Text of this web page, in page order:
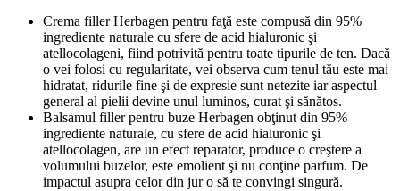
Crema filler Herbagen pentru faţă este compusă din 95%
ingrediente naturale cu sfere de acid hialuronic şi
atellocolageni, fiind potrivită pentru toate tipurile de ten. Dacă
o vei folosi cu regularitate, vei observa cum tenul tău este mai
hidratat, ridurile fine şi de expresie sunt netezite iar aspectul
general al pielii devine unul luminos, curat şi sănătos.
Balsamul filler pentru buze Herbagen obţinut din 95%
ingrediente naturale, cu sfere de acid hialuronic şi
atellocolagen, are un efect reparator, produce o creştere a
volumului buzelor, este emolient şi nu conţine parfum. De
impactul asupra celor din jur o să te convingi singură.